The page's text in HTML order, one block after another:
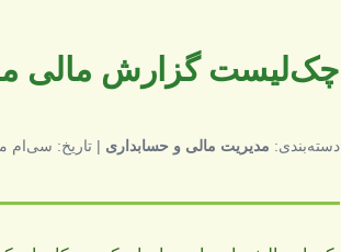
چک‌لیست گزارش مالی
دسته‌بندی: مدیریت مالی و حسابداری | تاریخ: سی‌ام